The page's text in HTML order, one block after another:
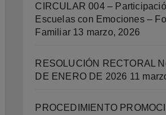
CIRCULAR 004 –
Escuelas con Emociones –
Familiar 13 marzo, 2026
RESOLUCIÓN RECTORAL
DE ENERO DE 2026 11
PROCEDIMIENTO